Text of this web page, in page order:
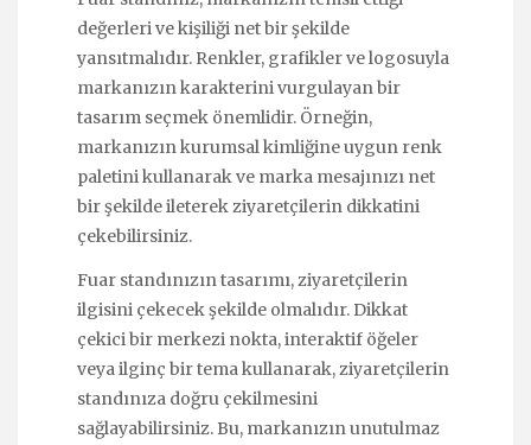
değerleri ve kişiliği net bir şekilde
yansıtmalıdır. Renkler, grafikler ve logosuyla
markanızın karakterini vurgulayan bir
tasarım seçmek önemlidir. Örneğin,
markanızın kurumsal kimliğine uygun renk
paletini kullanarak ve marka mesajınızı net
bir şekilde ileterek ziyaretçilerin dikkatini
çekebilirsiniz.
Fuar standınızın tasarımı, ziyaretçilerin
ilgisini çekecek şekilde olmalıdır. Dikkat
çekici bir merkezi nokta, interaktif öğeler
veya ilginç bir tema kullanarak, ziyaretçilerin
standınıza doğru çekilmesini
sağlayabilirsiniz. Bu, markanızın unutulmaz